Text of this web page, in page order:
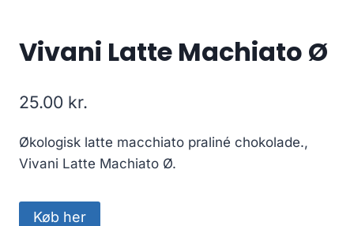
Vivani Latte Machiato Ø
25.00 kr.
Økologisk latte macchiato praliné chokolade.,
Vivani Latte Machiato Ø.
Køb her